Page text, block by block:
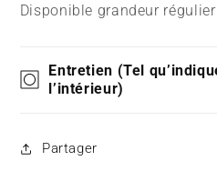
Disponible grandeur
Entretien (Tel
l’intérieur)
Partager